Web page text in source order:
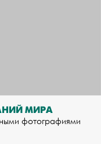
МИРА
фотографиями